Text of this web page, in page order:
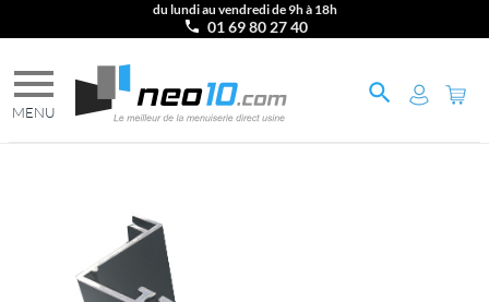
du lundi au vendredi de 9h à 18h
01 69 80 27 40